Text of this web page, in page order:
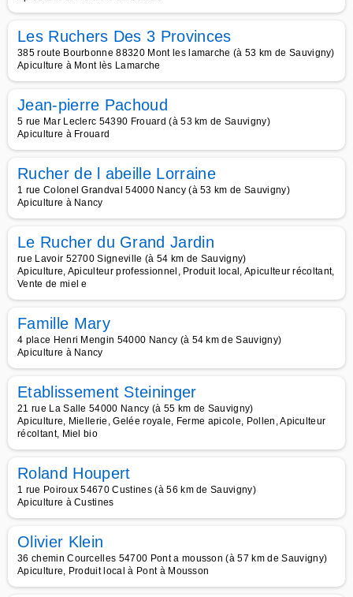
Les Ruchers Des 3 Provinces
385 route Bourbonne 88320 Mont les lamarche (à 53 km de Sauvigny)
Apiculture à Mont lès Lamarche
Jean-pierre Pachoud
5 rue Mar Leclerc 54390 Frouard (à 53 km de Sauvigny)
Apiculture à Frouard
Rucher de l abeille Lorraine
1 rue Colonel Grandval 54000 Nancy (à 53 km de Sauvigny)
Apiculture à Nancy
Le Rucher du Grand Jardin
rue Lavoir 52700 Signeville (à 54 km de Sauvigny)
Apiculture, Apiculteur professionnel, Produit local, Apiculteur récoltant,
Vente de miel e
Famille Mary
4 place Henri Mengin 54000 Nancy (à 54 km de Sauvigny)
Apiculture à Nancy
Etablissement Steininger
21 rue La Salle 54000 Nancy (à 55 km de Sauvigny)
Apiculture, Miellerie, Gelée royale, Ferme apicole, Pollen, Apiculteur
récoltant, Miel bio
Roland Houpert
1 rue Poiroux 54670 Custines (à 56 km de Sauvigny)
Apiculture à Custines
Olivier Klein
36 chemin Courcelles 54700 Pont a mousson (à 57 km de Sauvigny)
Apiculture, Produit local à Pont à Mousson